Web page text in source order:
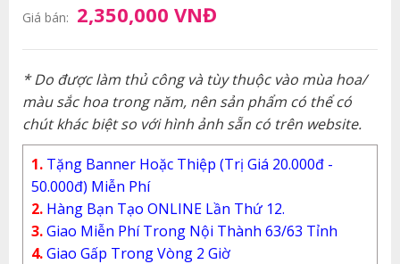
Giá bán: 2,350,000 VNĐ
* Do được làm thủ công và tùy thuộc vào mùa hoa/
màu sắc hoa trong năm, nên sản phẩm có thể có
chút khác biệt so với hình ảnh sẵn có trên website.
1. Tặng Banner Hoặc Thiệp (Trị Giá 20.000đ -
50.000đ) Miễn Phí
2. Hàng Bạn Tạo ONLINE Lần Thứ 12.
3.Giao Miễn Phí Trong Nội Thành 63/63 Tỉnh
4.Giao Gấp Trong Vòng 2 Giờ